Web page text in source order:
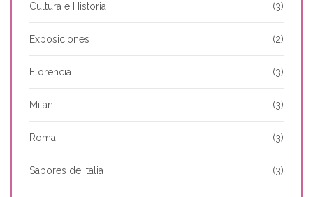
Cultura e Historia (3)
Exposiciones (2)
Florencia (3)
Milán (3)
Roma (3)
Sabores de Italia (3)